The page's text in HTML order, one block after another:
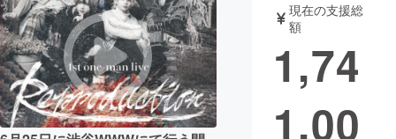
テクノロジー・ガジェット
映像・映画 書籍・雑誌
ビジネス・起業 チャレンジ
現在の支援総
額
1,74
1,00